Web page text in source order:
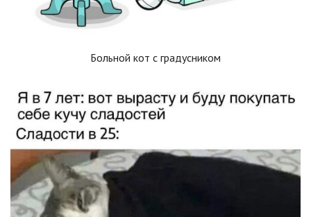
Больной кот с градусником